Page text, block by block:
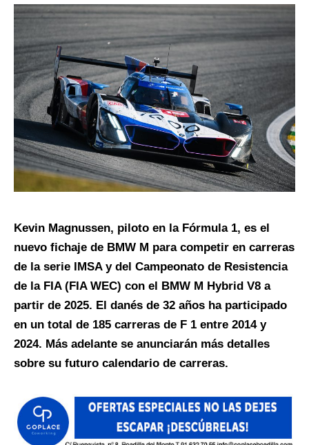
Kevin Magnussen, piloto en la Fórmula 1, es el
nuevo fichaje de BMW M para competir en carreras
de la serie IMSA y del Campeonato de Resistencia
de la FIA (FIA WEC) con el BMW M Hybrid V8 a
partir de 2025. El danés de 32 años ha participado
en un total de 185 carreras de F 1 entre 2014 y
2024. Más adelante se anunciarán más detalles
sobre su futuro calendario de carreras.